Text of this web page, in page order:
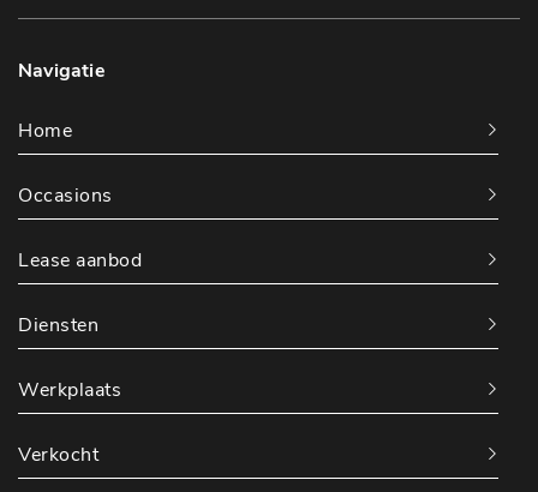
Navigatie
Home
Occasions
Lease aanbod
Diensten
Werkplaats
Verkocht